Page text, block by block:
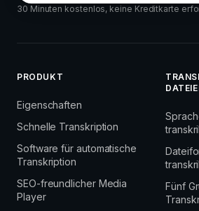
30 Minuten kostenlos, keine Kreditkarte
PRODUKT
Eigenschaften
Schnelle Transkription
Software für automatische
Transkription
SEO-freundlicher Media
Player
Fünf